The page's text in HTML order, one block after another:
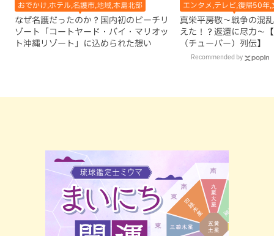
おでかけ,ホテル,名護市,地域,本島北部
なぜ名護だったのか？国内初のビーチリ
ゾート「コートヤード・バイ・マリオッ
ト沖縄リゾート」に込められた想い
エンタメ,テレビ,復帰50年,
真栄平房敬～戦争の混
えた！？返還に尽力～
（チューバー）列伝】
Recommended by